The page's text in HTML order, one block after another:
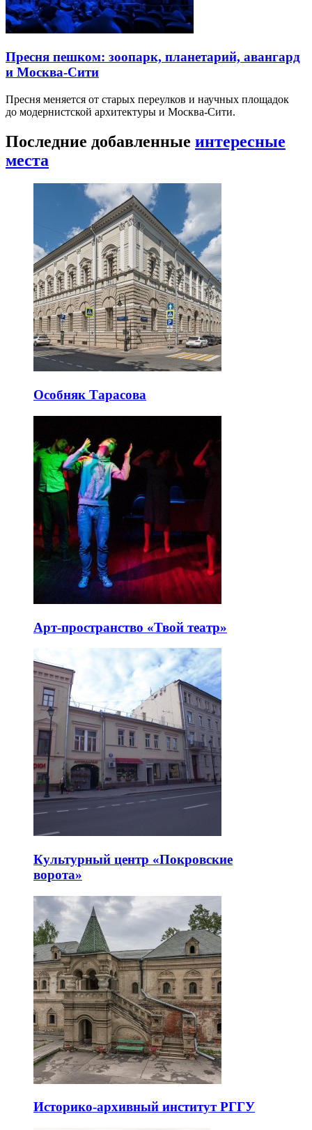
Пресня пешком: зоопарк, планетарий, авангард
и Москва-Сити
Пресня меняется от старых переулков и научных площадок
до модернистской архитектуры и Москва-Сити.
Последние добавленные интересные
места
Особняк Тарасова
Арт-пространство «Твой театр»
Культурный центр «Покровские
ворота»
Историко-архивный институт РГГУ